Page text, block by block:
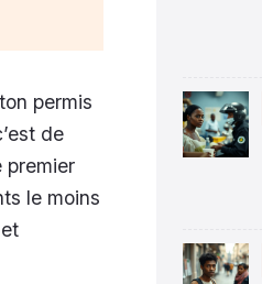
permis
de
premier
le moins